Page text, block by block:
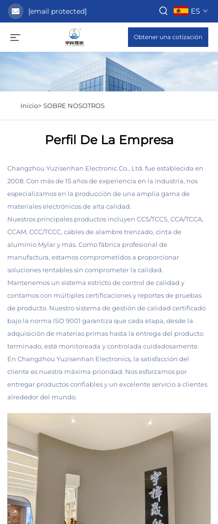
[email protected] ES
Obtener una cotización
Inicio> SOBRE NOSOTROS
Perfil De La Empresa
Changzhou Yuzisenhan Electronic Co., Ltd. fue establecida en
2008. Con más de 15 años de experiencia en la industria, nos
especializamos en la producción de una amplia gama de
materiales electrónicos de alta calidad.
Nuestros principales productos incluyen CCS/TCCS, CCA/TCCA,
CCAM, CCC/TCCC, cables de alambre trenzado, cinta de
aluminio Mylar y más. Como fábrica profesional de
manufactura, estamos comprometidos a proporcionar
soluciones rentables sin comprometer la calidad.
Mantenemos un sistema estricto de control de calidad y
contamos con múltiples certificaciones y reportes de pruebas
de producto. Nuestro sistema de gestión de calidad certificado
bajo la norma ISO 9001 garantiza que cada etapa, desde la
adquisición de materias primas hasta la entrega del producto
terminado, esté monitoreada y controlada cuidadosamente.
En Changzhou Yuzisenhan Electronics, la satisfacción del
cliente es nuestra máxima prioridad. Nos esforzamos por
entregar productos confiables y un excelente servicio a clientes
alrededor del mundo.